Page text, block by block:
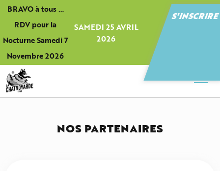
BRAVO à tous …
RDV pour la
Nocturne Samedi 7
Novembre 2026
SAMEDI 25 AVRIL
2026
S'INSCRIRE
NOS PARTENAIRES
Panneau de gestion des cookies